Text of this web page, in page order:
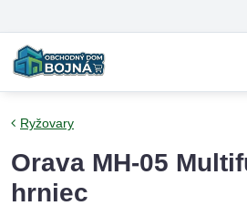
Ryžovary
Orava MH-05
hrniec